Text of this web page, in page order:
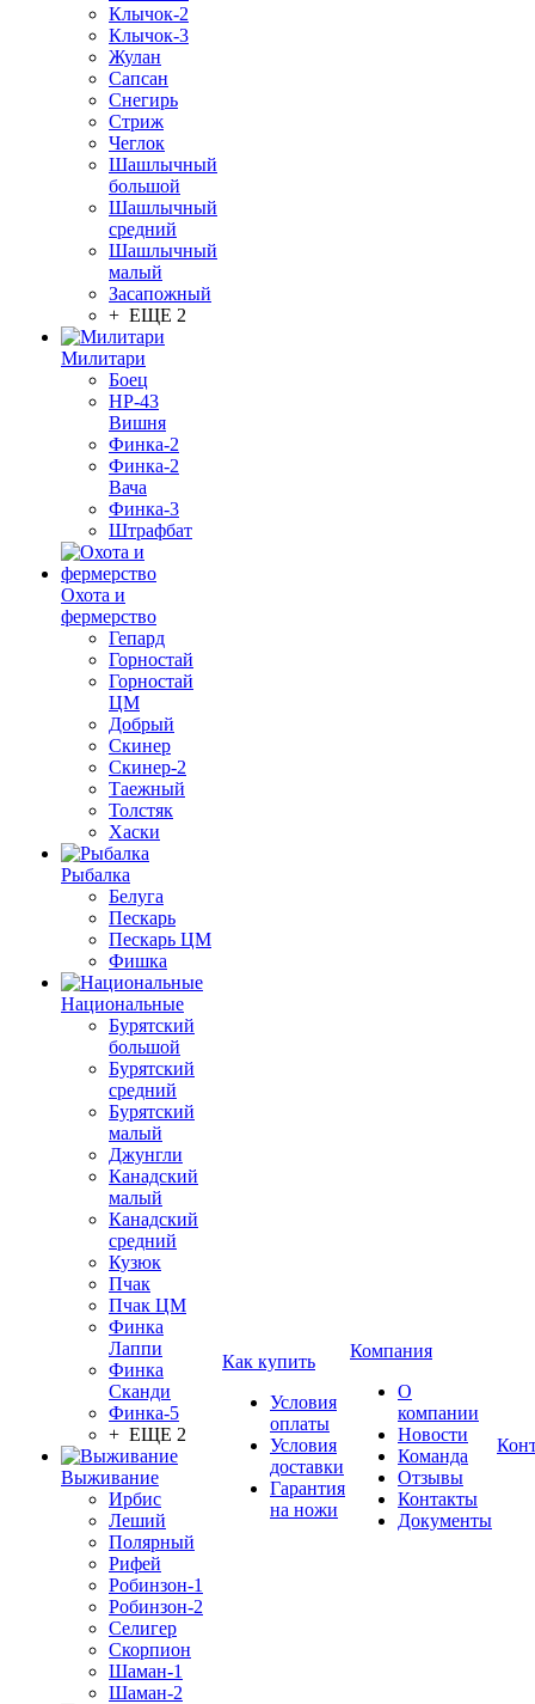
Клычок-2
Клычок-3
Жулан
Сапсан
Снегирь
Стриж
Чеглок
Шашлычный
большой
Шашлычный
средний
Шашлычный
малый
Засапожный
+ ЕЩЕ 2
Милитари
Боец
НР-43
Вишня
Финка-2
Финка-2
Вача
Финка-3
Штрафбат
Охота и
фермерство
Гепард
Горностай
Горностай
ЦМ
Добрый
Скинер
Скинер-2
Таежный
Толстяк
Хаски
Рыбалка
Белуга
Пескарь
Пескарь ЦМ
Фишка
Национальные
Бурятский
большой
Бурятский
средний
Бурятский
малый
Джунгли
Канадский
малый
Канадский
средний
Кузюк
Пчак
Пчак ЦМ
Финка
Лаппи
Финка
Сканди
Финка-5
+ ЕЩЕ 2
Выживание
Ирбис
Леший
Полярный
Рифей
Робинзон-1
Робинзон-2
Селигер
Скорпион
Шаман-1
Шаман-2
Как купить
Условия
оплаты
Условия
доставки
Гарантия
на ножи
Компания
О
компании
Новости
Команда
Отзывы
Контакты
Документы